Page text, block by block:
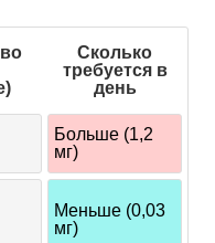
Сколько
требуется в
день
Больше (1,2
мг)
Меньше (0,03
мг)